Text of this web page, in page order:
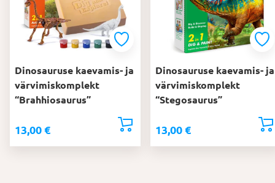
Dinosauruse kaevamis- ja
värvimiskomplekt
“Brahhiosaurus”
13,00 €
Dinosauruse kaevamis- ja
värvimiskomplekt
“Stegosaurus”
13,00 €